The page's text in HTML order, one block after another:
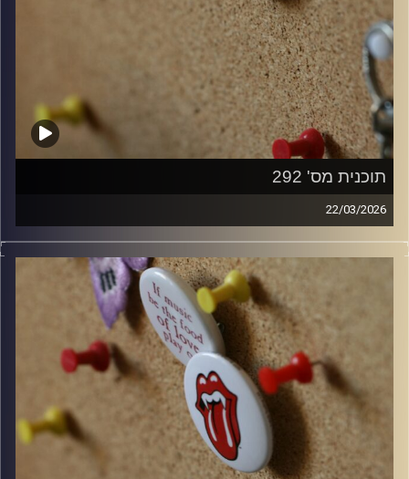
תוכנית מס' 292
22/03/2026
קלאסיקות רוק עם אורן הוף.
włodi